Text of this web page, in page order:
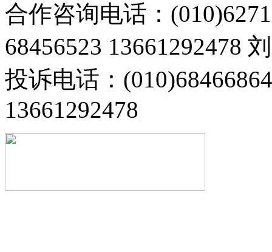
合作咨询电话：
68456523 13661292478
投诉电话：
13661292478